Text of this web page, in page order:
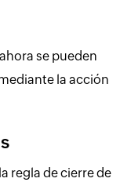
se pueden
la acción
regla de cierre de